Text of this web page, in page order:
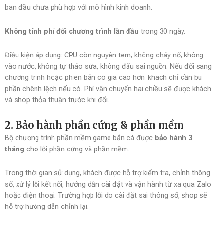
ban đầu chưa phù hợp với mô hình kinh doanh.
Không tính phí đổi chương trình lần đầu trong 30 ngày.
Điều kiện áp dụng: CPU còn nguyên tem, không cháy nổ, không
vào nước, không tự tháo sửa, không đấu sai nguồn. Nếu đổi sang
chương trình hoặc phiên bản có giá cao hơn, khách chỉ cần bù
phần chênh lệch nếu có. Phí vận chuyển hai chiều sẽ được khách
và shop thỏa thuận trước khi đổi.
2. Bảo hành phần cứng & phần mềm
Bộ chương trình phần mềm game bắn cá được bảo hành 3
tháng cho lỗi phần cứng và phần mềm.
Trong thời gian sử dụng, khách được hỗ trợ kiểm tra, chỉnh thông
số, xử lý lỗi kết nối, hướng dẫn cài đặt và vận hành từ xa qua Zalo
hoặc điện thoại. Trường hợp lỗi do cài đặt sai thông số, shop sẽ
hỗ trợ hướng dẫn chỉnh lại.